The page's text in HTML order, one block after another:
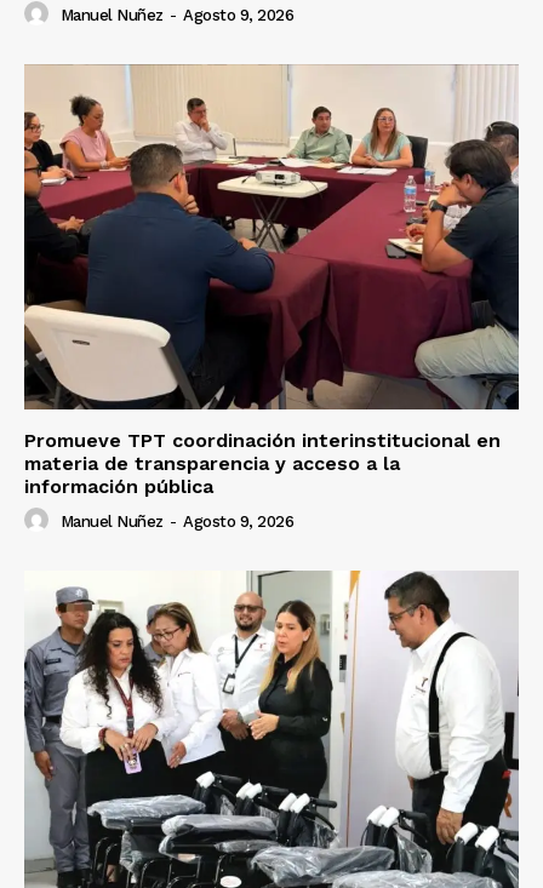
Manuel Nuñez - Agosto 9, 2026
Promueve TPT coordinación interinstitucional en
materia de transparencia y acceso a la
información pública
Manuel Nuñez - Agosto 9, 2026